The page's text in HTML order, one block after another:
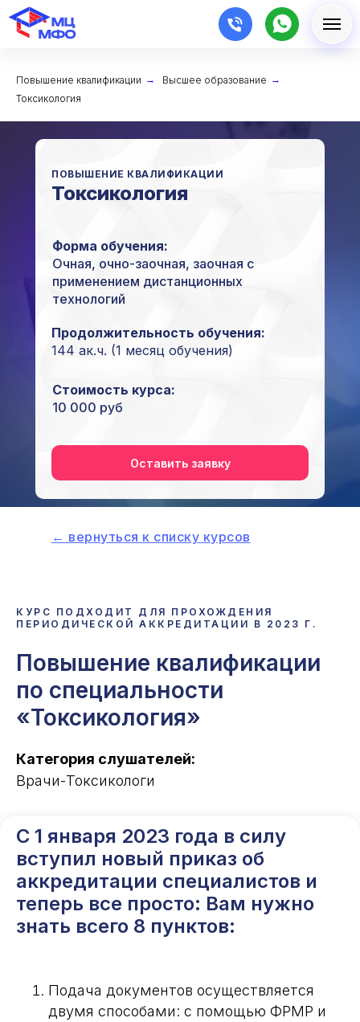
Повышение квалификации → Высшее образование →
Токсикология
Токсикология
Форма обучения:
Очная, очно-заочная, заочная с
применением дистанционных
технологий
Стоимость курса:
10 000 руб
ПОВЫШЕНИЕ КВАЛИФИКАЦИИ
Оставить заявку
Продолжительность обучения:
144 ак.ч. (1 месяц обучения)
← вернуться к списку курсов
КУРС ПОДХОДИТ ДЛЯ ПРОХОЖДЕНИЯ
ПЕРИОДИЧЕСКОЙ АККРЕДИТАЦИИ В 2023 Г.
Повышение квалификации
по специальности
«Токсикология»
Категория слушателей:
Врачи-Токсикологи
С 1 января 2023 года в силу
вступил новый приказ об
аккредитации специалистов и
теперь все просто: Вам нужно
знать всего 8 пунктов:
Подача документов осуществляется
двумя способами: с помощью ФРМР и